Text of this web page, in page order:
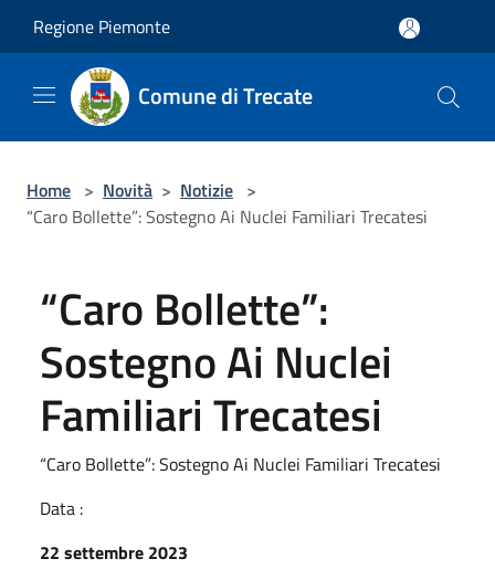
Regione Piemonte
Comune di Trecate
Home > Novità > Notizie >
“Caro Bollette”: Sostegno Ai Nuclei Familiari Trecatesi
“Caro Bollette”:
Sostegno Ai Nuclei
Familiari Trecatesi
“Caro Bollette”: Sostegno Ai Nuclei Familiari Trecatesi
Data :
22 settembre 2023